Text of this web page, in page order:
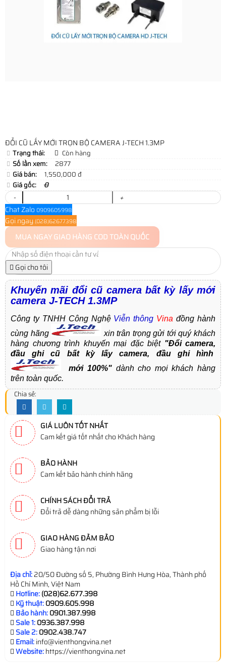
ĐỔI CŨ LẤY MỚI TRỌN BỘ CAMERA J-TECH 1.3MP
Trạng thái:
Còn hàng
Số lần xem:
2877
Giá bán:
1,550,000 đ
Giá gốc:
0
-
+
Chat Zalo 0909605998
Gọi ngay (028)62677398
MUA NGAYGIAO HÀNG COD TOÀN QUỐC
Gọi cho tôi
Khuyến mãi đổi cũ camera bất kỳ lấy mới
camera J-TECH 1.3MP
Công ty TNHH Công Nghệ Viễn thông Vina đồng hành
cùng hãng
xin trân trọng gửi tới quý khách
hàng chương trình khuyến mại đặc biệt "Đổi camera,
đầu ghi cũ bất kỳ lấy camera, đầu ghi hình
mới 100%"dành cho mọi khách hàng
trên toàn quốc.
Chia sẻ:
GIÁ LUÔN TỐT NHẤT
Cam kết giá tốt nhất cho Khách hàng
BẢO HÀNH
Cam kết bảo hành chính hãng
CHÍNH SÁCH ĐỔI TRẢ
Đổi trả dễ dàng những sản phẩm bị lỗi
GIAO HÀNG ĐẢM BẢO
Giao hàng tận nơi
Địa chỉ:20/50 Đường số 5, Phường Bình Hưng Hòa, Thành phố
Hồ Chí Minh, Việt Nam
Hotline:(028)62.677.398
Kỹ thuật:0909.605.998
Bảo hành:0901.387.998
Sale 1:0936.387.998
Sale 2:0902.438.747
Email:info@vienthongvina.net
Website:https://vienthongvina.net